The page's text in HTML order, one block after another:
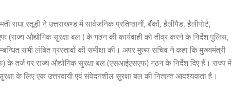
रतूड़ी ने उत्तराखण्ड में सार्वजनिक प्रतिष्ठानों, बैंकों, हैलीपैड, हैलीपोर्ट,
औद्योगिक सुरक्षा बल ) के गठन की कार्यवाही को तीव्र करने के निर्देश पुलिस,
सभी लंबित प्रस्तावों की समीक्षा की। अपर मुख्य सचिव ने कहा कि मुख्यमंत्री
के तर्ज पर राज्य औद्योगिक सुरक्षा बल (एसआईएसएफ) गठन के निर्देश दिए हैं। राज्य में
के लिए एक उत्तरदायी एवं संवेदनशील सुरक्षा बल की नितान्त आवश्यकता है।